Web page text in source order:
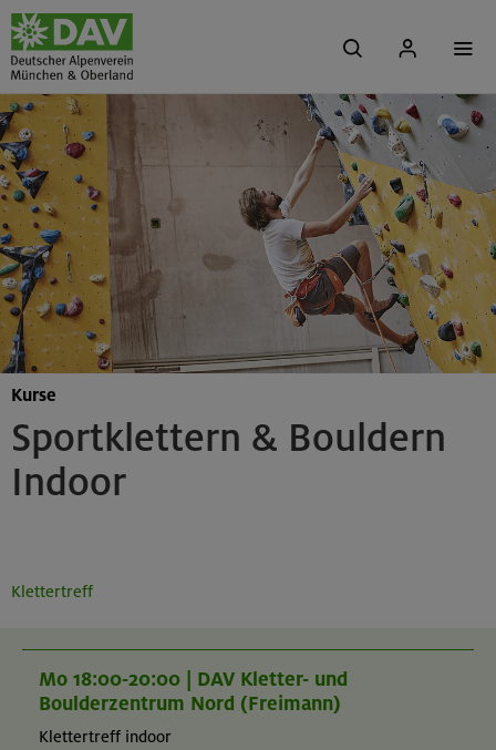
Sportklettern & Bouldern
Indoor
Kurse
Klettertreff
Mo 18:00-20:00 | DAV Kletter- und
Boulderzentrum Nord (Freimann)
Klettertreff indoor